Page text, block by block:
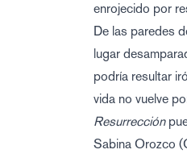
enrojecido por
De las paredes
lugar
podría resultar
vida no vuelve
Resurrección
Sabina Orozco